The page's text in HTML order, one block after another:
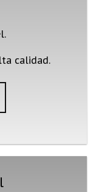
calidad.